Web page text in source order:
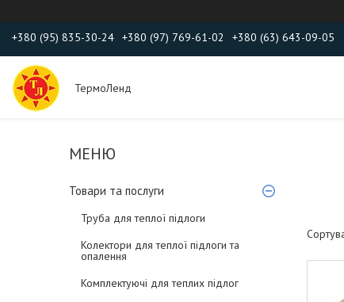
+380 (95) 835-30-24 +380 (97) 769-61-02 +380 (63) 643-09-05
ТермоЛенд
Товари та послуги
Труба для теплої підлоги
Колектори для теплої підлоги та
опалення
Комплектуючі для теплих підлог